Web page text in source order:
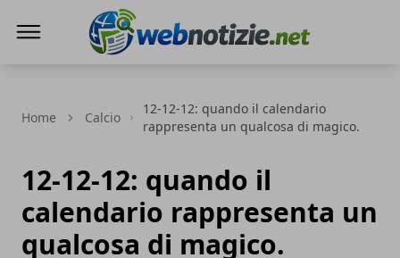
Home Calcio
12-12-12: quando il calendario
rappresenta un qualcosa di magico.
12-12-12: quando il
calendario rappresenta un
qualcosa di magico.